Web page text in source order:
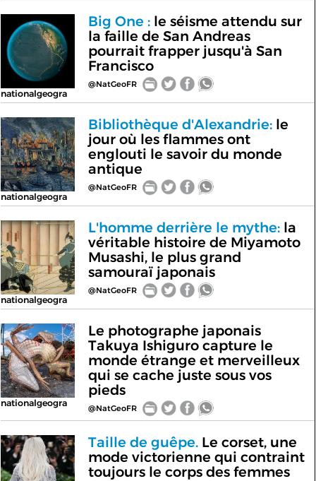
nationalgeogra
Big One :le séisme attendu sur
la faille de San Andreas
pourrait frapper jusqu'à San
Francisco
@NatGeoFR
nationalgeogra
Bibliothèque d'Alexandrie:le
jour où les flammes ont
englouti le savoir du monde
antique
@NatGeoFR
nationalgeogra
L'homme derrière le mythe:la
véritable histoire de Miyamoto
Musashi, le plus grand
samouraï japonais
@NatGeoFR
nationalgeogra
Le photographe japonais
Takuya Ishiguro capture le
monde étrange et merveilleux
qui se cache juste sous vos
pieds
@NatGeoFR
Taille de guêpe.Le corset, une
mode victorienne qui contraint
toujours le corps des femmes